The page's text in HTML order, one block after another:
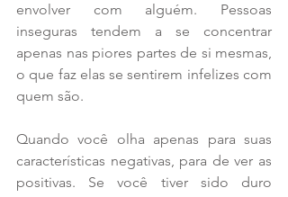
envolver com alguém. Pessoas
inseguras tendem a se concentrar
apenas nas piores partes de si mesmas,
o que faz elas se sentirem infelizes com
quem são.
Quando você olha apenas para suas
características negativas, para de ver as
positivas. Se você tiver sido duro